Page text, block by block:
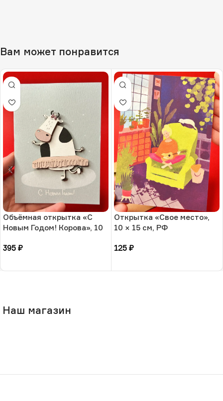
Вам может понравится
Объёмная открытка «С
Новым Годом! Корова», 10
395 ₽
Открытка «Свое место»,
10 × 15 см, РФ
125 ₽
Наш магазин